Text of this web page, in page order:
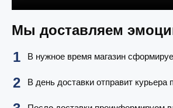
Мы доставляем
В нужное время магазин
В день доставки отправит курьера